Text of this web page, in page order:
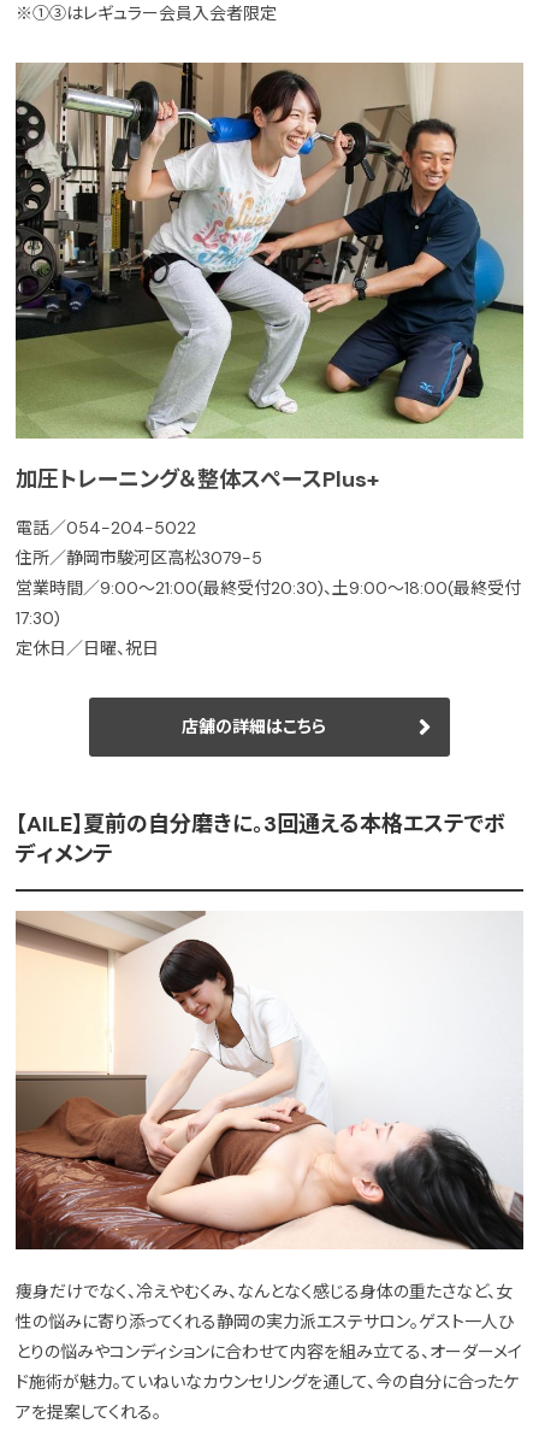
※①③はレギュラー会員入会者限定
加圧トレーニング＆整体スペースPlus+
電話／054-204-5022
住所／静岡市駿河区高松3079-5
営業時間／9:00～21:00(最終受付20:30)、土9:00～18:00(最終受付
17:30)
定休日／日曜、祝日
店舗の詳細はこちら
【AILE】夏前の自分磨きに。3回通える本格エステでボ
ディメンテ
痩身だけでなく、冷えやむくみ、なんとなく感じる身体の重たさなど、女
性の悩みに寄り添ってくれる静岡の実力派エステサロン。ゲスト一人ひ
とりの悩みやコンディションに合わせて内容を組み立てる、オーダーメイ
ド施術が魅力。ていねいなカウンセリングを通して、今の自分に合ったケ
アを提案してくれる。